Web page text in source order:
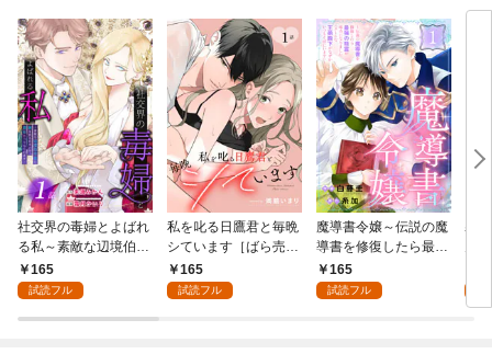
社交界の毒婦とよばれ
る私～素敵な辺境伯令
息に腕を折られたの
で、責任とってもらい
第1話
165
試読フル
私を叱る日鷹君と毎晩
シています［ばら売
り］ 第1話
165
試読フル
魔導書令嬢～伝説の魔
導書を修復したら最強
の精霊が味方になりま
した（クールな王弟殿
165
試読フル
寡
の
～